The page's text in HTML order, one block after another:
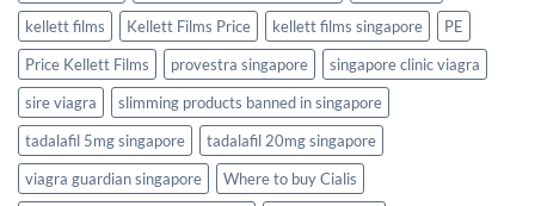
kellett films
Kellett Films Price kellett films singapore
PE
Price Kellett Films
provestra singapore
singapore clinic viagra
sire viagra
slimming products banned in singapore
tadalafil 5mg singapore
tadalafil 20mg singapore
viagra guardian singapore
Where to buy Cialis